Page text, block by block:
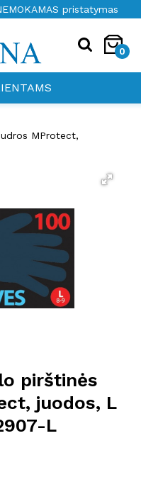
pristatymas
0
MProtect,
pirštinės
juodos, L
L